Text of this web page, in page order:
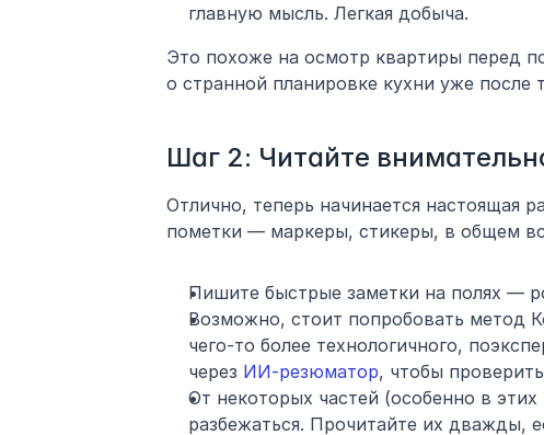
главную мысль. Легкая добыча.
Это похоже на осмотр квартиры перед
о странной планировке кухни уже после
Шаг 2: Читайте
Отлично, теперь начинается настоящая
пометки — маркеры, стикеры, в общем
Пишите быстрые заметки на полях —
Возможно, стоит попробовать метод
чего-то более технологичного,
через ИИ-резюматор, чтобы
От некоторых частей (особенно в этих
разбежаться. Прочитайте их дважды,